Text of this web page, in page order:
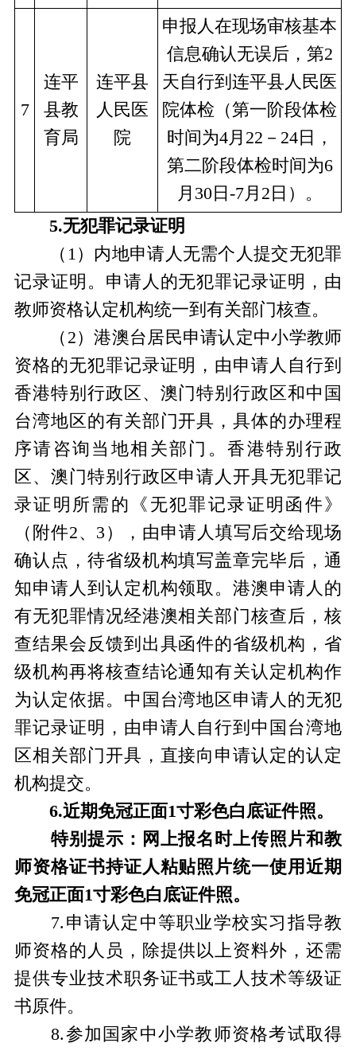
7
连平
县教
育局
连平县
人民医
院
申报人在现场审核基本
信息确认无误后，第2
天自行到连平县人民医
院体检（第一阶段体检
时间为4月22－24日，
第二阶段体检时间为6
月30日-7月2日）。
5.无犯罪记录证明
（1）内地申请人无需个人提交无犯罪
记录证明。申请人的无犯罪记录证明，由
教师资格认定机构统一到有关部门核查。
（2）港澳台居民申请认定中小学教师
资格的无犯罪记录证明，由申请人自行到
香港特别行政区、澳门特别行政区和中国
台湾地区的有关部门开具，具体的办理程
序请咨询当地相关部门。香港特别行政
区、澳门特别行政区申请人开具无犯罪记
录证明所需的《无犯罪记录证明函件》
（附件2、3），由申请人填写后交给现场
确认点，待省级机构填写盖章完毕后，通
知申请人到认定机构领取。港澳申请人的
有无犯罪情况经港澳相关部门核查后，核
查结果会反馈到出具函件的省级机构，省
级机构再将核查结论通知有关认定机构作
为认定依据。中国台湾地区申请人的无犯
罪记录证明，由申请人自行到中国台湾地
区相关部门开具，直接向申请认定的认定
机构提交。
6.近期免冠正面1寸彩色白底证件照。
特别提示：网上报名时上传照片和教
师资格证书持证人粘贴照片统一使用近期
免冠正面1寸彩色白底证件照。
7.申请认定中等职业学校实习指导教
师资格的人员，除提供以上资料外，还需
提供专业技术职务证书或工人技术等级证
书原件。
8.参加国家中小学教师资格考试取得